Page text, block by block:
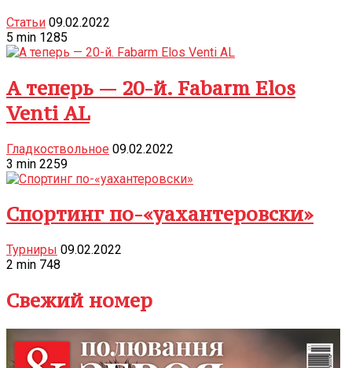
Статьи 09.02.2022
5 min 1285
А теперь — 20-й. Fabarm Elos
Venti AL
Гладкоствольное 09.02.2022
3 min 2259
Спортинг по-«уахантеровски»
Турниры 09.02.2022
2 min 748
Свежий номер